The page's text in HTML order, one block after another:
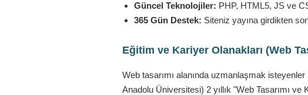
Güncel Teknolojiler: PHP, HTML5, JS ve
365 Gün Destek: Siteniz yayına girdikten
Eğitim ve Kariyer Olanakları (Web
Web tasarımı alanında uzmanlaşmak
Anadolu Üniversitesi) 2 yıllık "Web Tasarımı